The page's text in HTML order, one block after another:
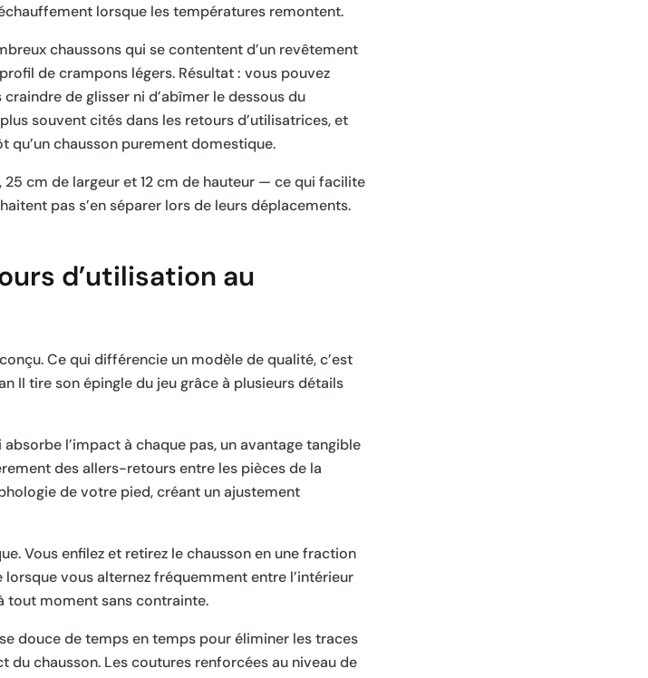
lorsque les températures remontent.
chaussons qui se contentent d’un revêtement
de crampons légers. Résultat : vous pouvez
de glisser ni d’abîmer le dessous du
souvent cités dans les retours d’utilisatrices, et
chausson purement domestique.
cm de largeur et 12 cm de hauteur — ce qui facilite
pas s’en séparer lors de leurs déplacements.
d’utilisation au
Ce qui différencie un modèle de qualité, c’est
II tire son épingle du jeu grâce à plusieurs détails
l’impact à chaque pas, un avantage tangible
des allers-retours entre les pièces de la
de votre pied, créant un ajustement
Vous enfilez et retirez le chausson en une fraction
vous alternez fréquemment entre l’intérieur
tout moment sans contrainte.
douce de temps en temps pour éliminer les traces
chausson. Les coutures renforcées au niveau de